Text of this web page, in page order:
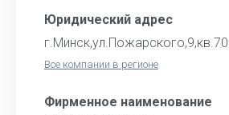
Юридический адрес
г.Минск,ул.Пожарского,9,кв.70
Все компании в регионе
Фирменное наименование